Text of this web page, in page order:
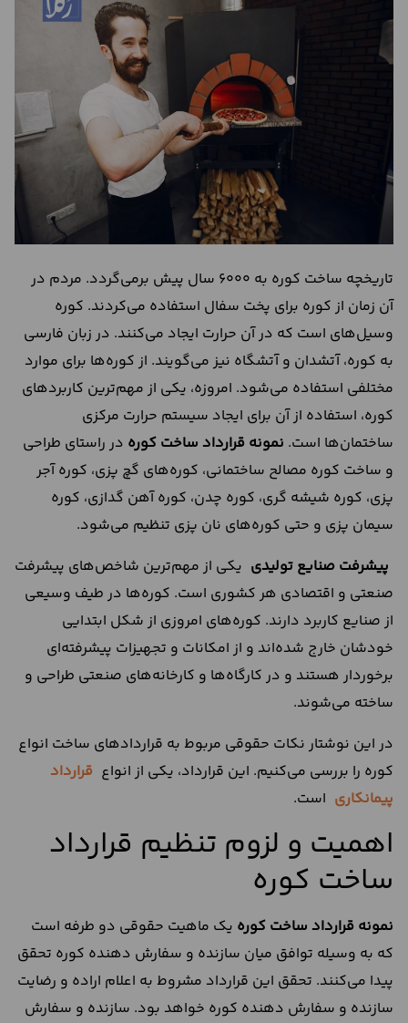
درباره
ما
تاریخچه ساخت کوره به 6000 سال پیش برمی‌گردد. مردم در
آن زمان از کوره برای پخت سفال استفاده می‌کردند. کوره
وسیل‌ه‎ای است که در آن حرارت ایجاد می‌کنند. در زبان فارسی
به کوره، آتشدان و آتشگاه نیز می‌گویند. از کوره‌ها برای موارد
مختلفی استفاده می‌شود. امروزه، یکی از مهم‌ترین کاربردهای
کوره، استفاده از آن برای ایجاد سیستم حرارت مرکزی
ساختمان‌ها است. نمونه قرارداد ساخت کوره در راستای طراحی
و ساخت کوره مصالح ساختمانی، کوره‌های گچ پزی، کوره آجر
پزی، کوره شیشه گری، کوره چدن، کوره آهن گدازی، کوره
سیمان پزی و حتی کوره‌های نان پزی تنظیم می‌شود.
پیشرفت صنایع تولیدی یکی از مهم‌ترین شاخص‌های پیشرفت
صنعتی و اقتصادی هر کشوری است. کوره‌ها در طیف وسیعی
از صنایع کاربرد دارند. کوره‌های امروزی از شکل ابتدایی
خودشان خارج شده‌اند و از امکانات و تجهیزات پیشرفته‌ای
برخوردار هستند و در کارگاه‌ها و کارخانه‌های صنعتی طراحی و
ساخته می‌شوند.
در این نوشتار نکات حقوقی مربوط به قراردادهای ساخت انواع
کوره را بررسی می‌کنیم. این قرارداد، یکی از انواع قرارداد
پیمانکاری است.
اهمیت و لزوم تنظیم قرارداد
ساخت کوره
نمونه قرارداد ساخت کوره یک ماهیت حقوقی دو طرفه است
که به وسیله توافق میان سازنده و سفارش دهنده کوره تحقق
پیدا می‌کنند. تحقق این قرارداد مشروط به اعلام اراده و رضایت
سازنده و سفارش دهنده کوره خواهد بود. سازنده و سفارش